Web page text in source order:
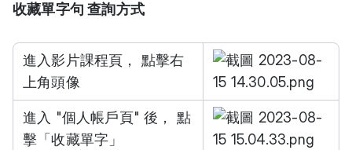
收藏單字句 查詢方式
進入影片課程頁， 點擊右
上角頭像
進入 "個人帳戶頁" 後， 點
擊「收藏單字」